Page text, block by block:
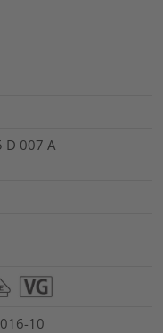
D 007 A
10